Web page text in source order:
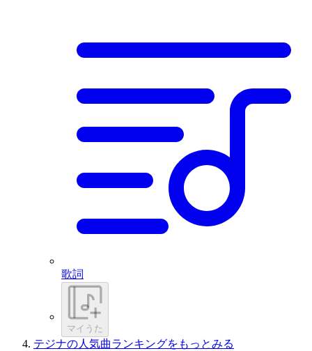
歌詞
マイうた
テジナの人気曲ランキングをもっとみる